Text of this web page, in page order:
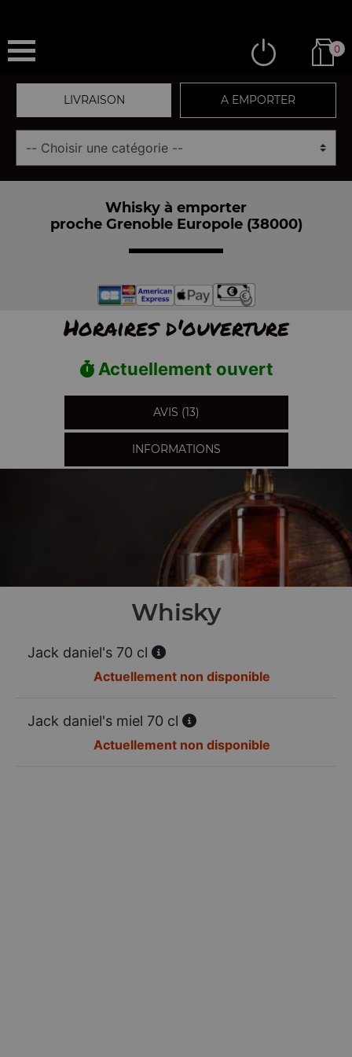
0
LIVRAISON A EMPORTER
Whisky à emporter
proche Grenoble Europole (38000)
Horaires d'ouverture
Actuellement ouvert
AVIS (13)
INFORMATIONS
Whisky
Jack daniel's 70 cl
Actuellement non disponible
Jack daniel's miel 70 cl
Actuellement non disponible